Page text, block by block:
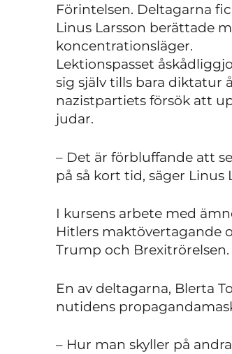
Förintelsen. Deltagarna
Linus Larsson berättade
koncentrationsläger.
Lektionspasset
sig själv tills bara diktatur
nazistpartiets försök att
judar.
– Det är förbluffande att
på så kort tid, säger Linus
I kursens arbete med
Hitlers maktövertagande
Trump och Brexitrörelsen.
En av deltagarna, Blerta
nutidens
– Hur man skyller på